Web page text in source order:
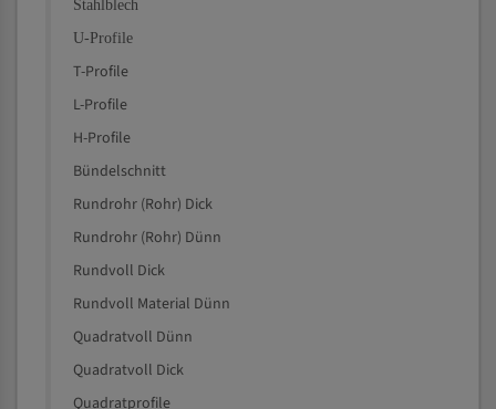
Stahlblech
U-Profile
T-Profile
L-Profile
H-Profile
Bündelschnitt
Rundrohr (Rohr) Dick
Rundrohr (Rohr) Dünn
Rundvoll Dick
Rundvoll Material Dünn
Quadratvoll Dünn
Quadratvoll Dick
Quadratprofile